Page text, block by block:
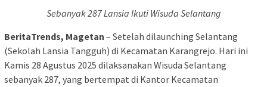
Sebanyak 287 Lansia Ikuti Wisuda Selantang
BeritaTrends, Magetan – Setelah dilaunching Selantang
(Sekolah Lansia Tangguh) di Kecamatan Karangrejo. Hari ini
Kamis 28 Agustus 2025 dilaksanakan Wisuda Selantang
sebanyak 287, yang bertempat di Kantor Kecamatan